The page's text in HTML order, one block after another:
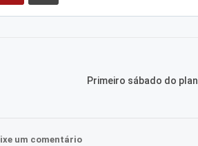
Primeiro sábado do
um comentário